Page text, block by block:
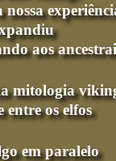
nossa
aos
mitologia
entre os elfos
em paralelo